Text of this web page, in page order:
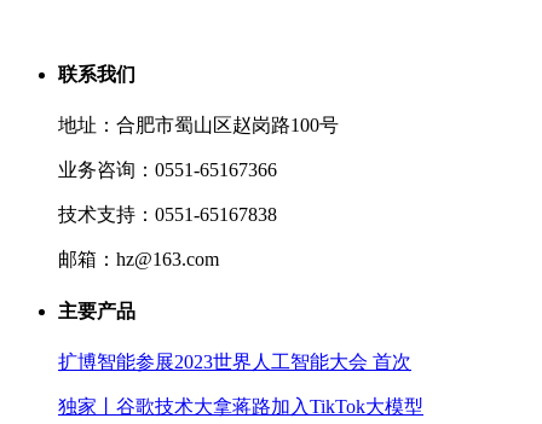
联系我们
地址：合肥市蜀山区赵岗路100号
业务咨询：0551-65167366
技术支持：0551-65167838
邮箱：hz@163.com
主要产品
扩博智能参展2023世界人工智能大会 首次
独家丨谷歌技术大拿蒋路加入TikTok大模型